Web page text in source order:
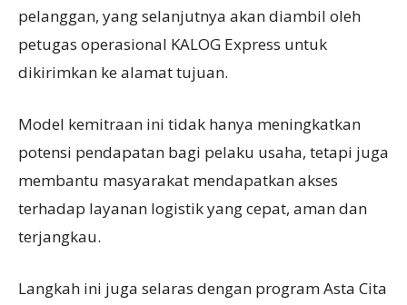
pelanggan, yang selanjutnya akan diambil oleh
petugas operasional KALOG Express untuk
dikirimkan ke alamat tujuan.
Model kemitraan ini tidak hanya meningkatkan
potensi pendapatan bagi pelaku usaha, tetapi juga
membantu masyarakat mendapatkan akses
terhadap layanan logistik yang cepat, aman dan
terjangkau.
Langkah ini juga selaras dengan program Asta Cita